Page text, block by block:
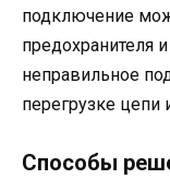
подключение
предохранителя
неправильное
перегрузке
Способы